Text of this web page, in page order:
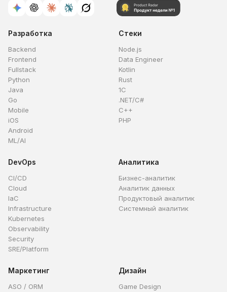
Разработка
Backend
Frontend
Fullstack
Python
Java
Go
Mobile
iOS
Android
ML/AI
Стеки
Node.js
Data Engineer
Kotlin
Rust
1C
.NET/C#
C++
PHP
DevOps
CI/CD
Cloud
IaC
Infrastructure
Kubernetes
Observability
Security
SRE/Platform
Аналитика
Бизнес-аналитик
Аналитик данных
Продуктовый аналитик
Системный аналитик
Маркетинг
ASO / ORM
Дизайн
Game Design